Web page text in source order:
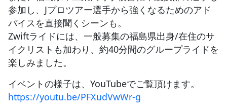
参加し、Jプロツアー選手から強くなるためのアド
バイスを直接聞くシーンも。
Zwiftライドには、一般募集の福島県出身/在住のサ
イクリストも加わり、約40分間のグループライドを
楽しみました。
イベントの様子は、YouTubeでご覧頂けます。
https://youtu.be/PFXudVwWr-g